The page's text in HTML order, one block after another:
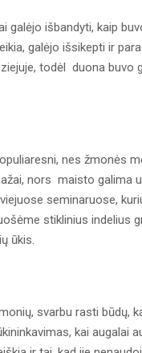
galėjo išbandyti, kaip
galėjo išsikepti ir
todėl duona buvo
nes žmonės
nors maisto galima
seminaruose,
stiklinius indelius
ūkis.
svarbu rasti būdų,
kai augalai